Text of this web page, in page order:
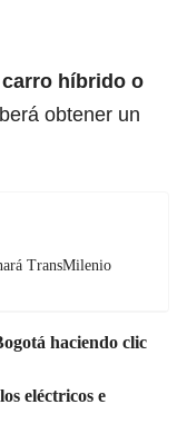
híbrido o
obtener un
TransMilenio
haciendo clic
eléctricos e